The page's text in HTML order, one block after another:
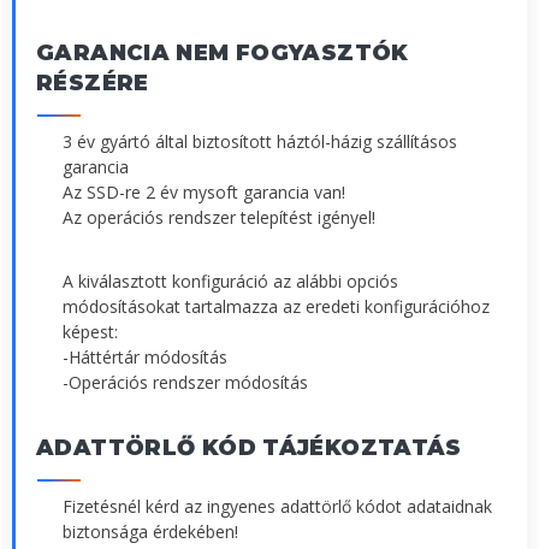
GARANCIA NEM FOGYASZTÓK
RÉSZÉRE
3 év gyártó által biztosított háztól-házig szállításos
garancia
Az SSD-re 2 év mysoft garancia van!
Az operációs rendszer telepítést igényel!
A kiválasztott konfiguráció az alábbi opciós
módosításokat tartalmazza az eredeti konfigurációhoz
képest:
-Háttértár módosítás
-Operációs rendszer módosítás
ADATTÖRLŐ KÓD TÁJÉKOZTATÁS
Fizetésnél kérd az ingyenes adattörlő kódot adataidnak
biztonsága érdekében!